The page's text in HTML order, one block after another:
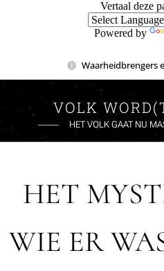
Vertaal deze
Powered by
Waarheidbrengers
VOLK
HET VOLK GAAT NU
HET
WIE ER